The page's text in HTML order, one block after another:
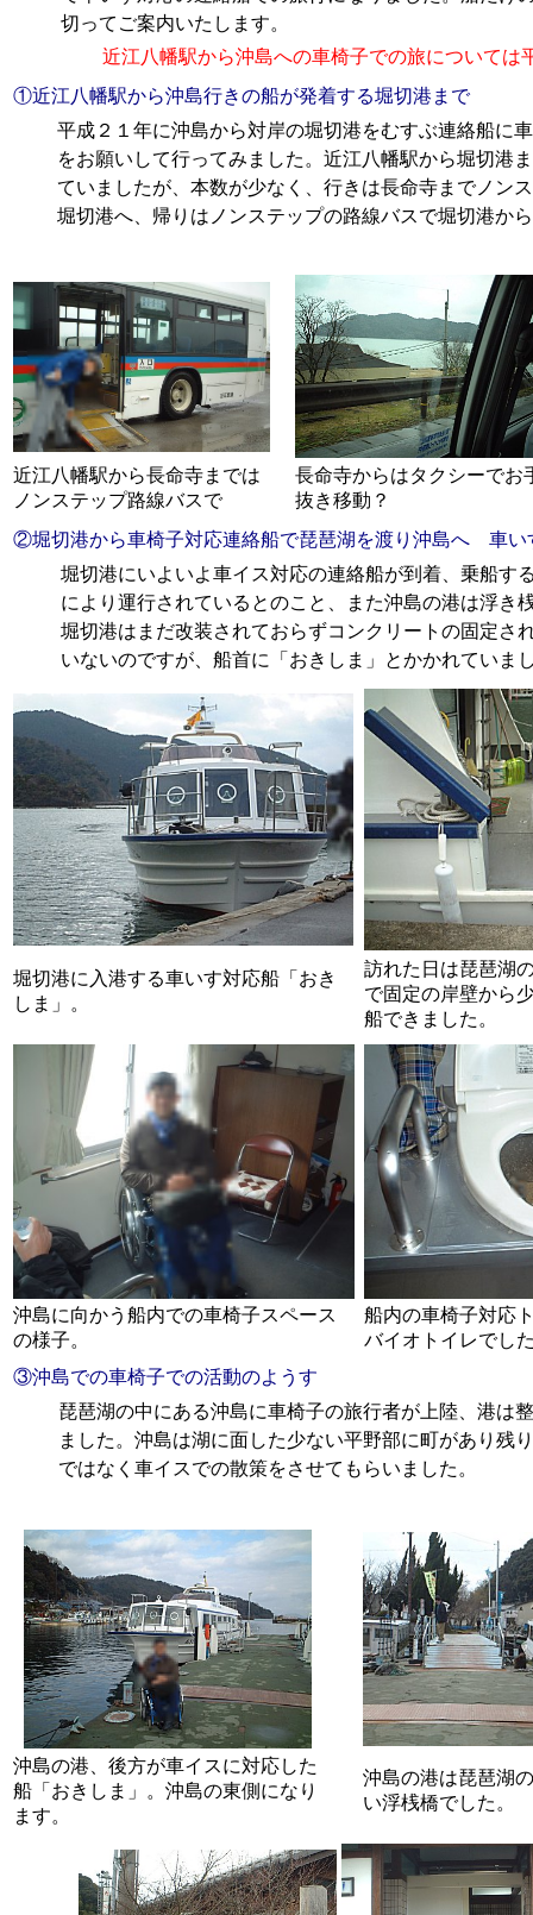
切ってご案内いたします。
近江八幡駅から沖島への車椅子での旅について
①近江八幡駅から沖島行きの船が発着する堀切港まで
平成２１年に沖島から対岸の堀切港をむすぶ連絡船に
をお願いして行ってみました。近江八幡駅から堀切港
ていましたが、本数が少なく、行きは長命寺までノン
堀切港へ、帰りはノンステップの路線バスで堀切港か
近江八幡駅から長命寺までは
ノンステップ路線バスで
長命寺からはタクシーでお
抜き移動？
②堀切港から車椅子対応連絡船で琵琶湖を渡り沖島へ 車い
堀切港にいよいよ車イス対応の連絡船が到着、乗船す
により運行されているとのこと、また沖島の港は浮き
堀切港はまだ改装されておらずコンクリートの固定さ
いないのですが、船首に「おきしま」とかかれていま
堀切港に入港する車いす対応船「おき
しま」。
訪れた日は琵琶湖
で固定の岸壁から
船できました。
沖島に向かう船内での車椅子スペース
の様子。
船内の車椅子対応
バイオトイレでし
③沖島での車椅子での活動のようす
琵琶湖の中にある沖島に車椅子の旅行者が上陸、港は
ました。沖島は湖に面した少ない平野部に町があり残
ではなく車イスでの散策をさせてもらいました。
沖島の港、後方が車イスに対応した
船「おきしま」。沖島の東側になり
ます。
沖島の港は琵琶湖
い浮桟橋でした。